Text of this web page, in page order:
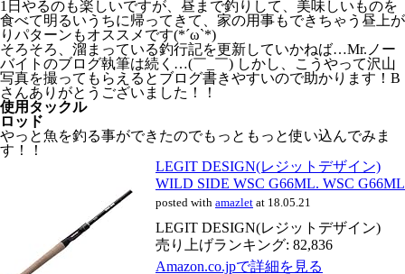
1日やるのも楽しいですが、昼まで釣りして、美味しいものを
食べて明るいうちに帰ってきて、家の用事もできちゃう昼上が
りパターンもオススメです(*´ω`*)
そろそろ、溜まっている釣行記を更新していかねば…Mr.ノー
バイトのブログ執筆は続く…(￣_￣) しかし、こうやって沢山
写真を撮ってもらえるとブログ書きやすいので助かります！B
さんありがとうございました！！
使用タックル
ロッド
やっと魚を釣る事ができたのでもっともっと使い込んでみま
す！！
LEGIT DESIGN(レジットデザイン)
WILD SIDE WSC G66ML. WSC G66ML
posted with amazlet at 18.05.21
LEGIT DESIGN(レジットデザイン)
売り上げランキング: 82,836
Amazon.co.jpで詳細を見る